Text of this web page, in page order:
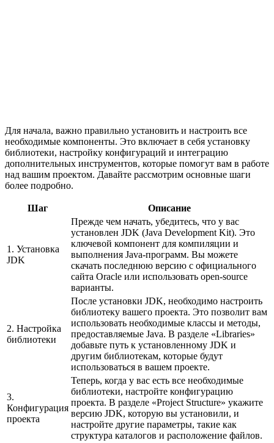
Для начала, важно правильно установить и настроить все
необходимые компоненты. Это включает в себя установку
библиотеки, настройку конфигураций и интеграцию
дополнительных инструментов, которые помогут вам в работе
над вашим проектом. Давайте рассмотрим основные шаги
более подробно.
Шаг Описание
1. Установка
JDK
Прежде чем начать, убедитесь, что у вас
установлен JDK (Java Development Kit). Это
ключевой компонент для компиляции и
выполнения Java-программ. Вы можете
скачать последнюю версию с официального
сайта Oracle или использовать open-source
варианты.
2. Настройка
библиотеки
После установки JDK, необходимо настроить
библиотеку вашего проекта. Это позволит вам
использовать необходимые классы и методы,
предоставляемые Java. В разделе «Libraries»
добавьте путь к установленному JDK и
другим библиотекам, которые будут
использоваться в вашем проекте.
3.
Конфигурация
проекта
Теперь, когда у вас есть все необходимые
библиотеки, настройте конфигурацию
проекта. В разделе «Project Structure» укажите
версию JDK, которую вы установили, и
настройте другие параметры, такие как
структура каталогов и расположение файлов.